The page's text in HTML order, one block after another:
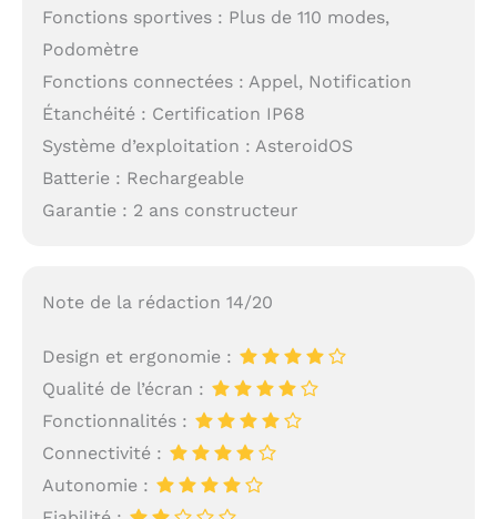
Fonctions sportives : Plus de 110 modes,
Podomètre
Fonctions connectées : Appel, Notification
Étanchéité : Certification IP68
Système d’exploitation : AsteroidOS
Batterie : Rechargeable
Garantie : 2 ans constructeur
Note de la rédaction 14/20
Design et ergonomie :
Qualité de l’écran :
Fonctionnalités :
Connectivité :
Autonomie :